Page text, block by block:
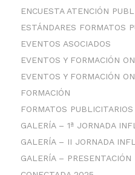
ENCUESTA ATENCIÓN
ESTÁNDARES FORMATOS
EVENTOS ASOCIADOS
EVENTOS Y FORMACIÓN
EVENTOS Y FORMACIÓN
FORMACIÓN
FORMATOS PUBLICITARIOS
GALERÍA – 1ª JORNADA
GALERÍA – II JORNADA
GALERÍA –